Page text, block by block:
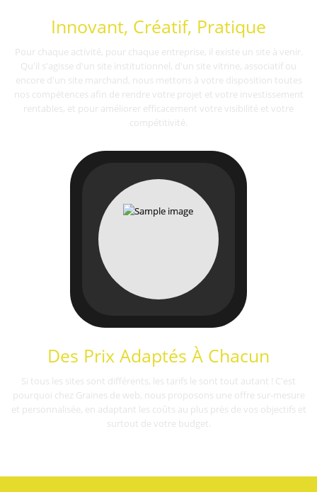
Innovant, Créatif, Pratique
Pour chaque activité, pour chaque entreprise, il existe un site à venir.
Qu'il s'agisse d'un site institutionnel, d'un site vitrine, associatif ou
encore d'un site marchand, nous mettons à votre disposition toutes
nos compétences afin de rendre votre projet et votre investissement
rentables, et pour améliorer efficacement votre visibilité et votre
compétitivité.
Des Prix Adaptés À Chacun
Si tous les sites sont différents, les tarifs le sont tout autant ! C'est
pourquoi chez Graines de web, nous proposons une offre sur-mesure
et personnalisée, en adaptant les coûts au plus près de vos objectifs et
surtout de votre budget.